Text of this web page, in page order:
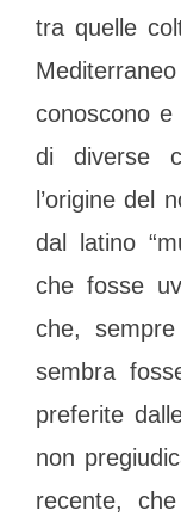
tra quelle
conoscono
di diverse
l’origine del
dal latino
che fosse
che,
sembra
preferite
non
recente,